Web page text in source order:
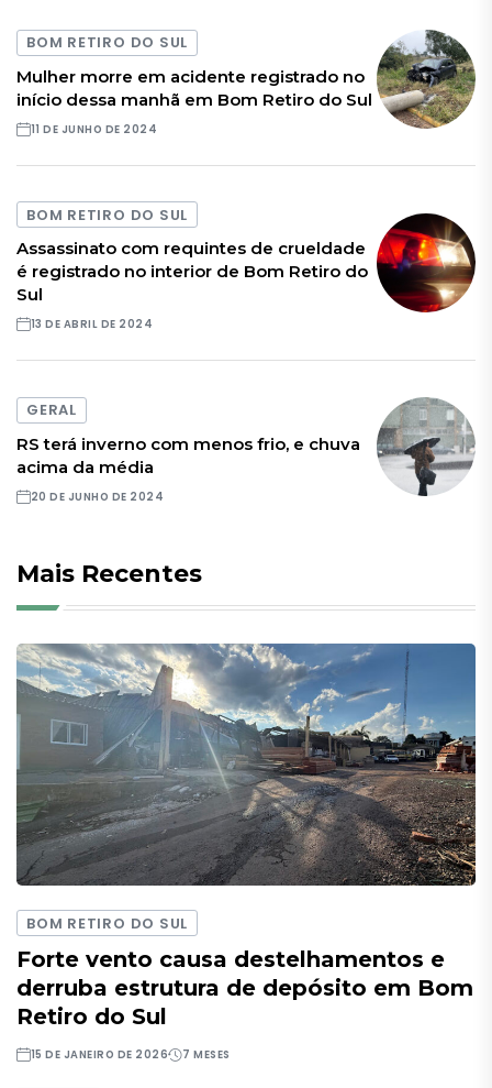
BOM RETIRO DO SUL
Mulher morre em acidente registrado no
início dessa manhã em Bom Retiro do Sul
11 DE JUNHO DE 2024
BOM RETIRO DO SUL
Assassinato com requintes de crueldade
é registrado no interior de Bom Retiro do
Sul
13 DE ABRIL DE 2024
GERAL
RS terá inverno com menos frio, e chuva
acima da média
20 DE JUNHO DE 2024
Mais Recentes
BOM RETIRO DO SUL
Forte vento causa destelhamentos e
derruba estrutura de depósito em Bom
Retiro do Sul
15 DE JANEIRO DE 2026 7 MESES